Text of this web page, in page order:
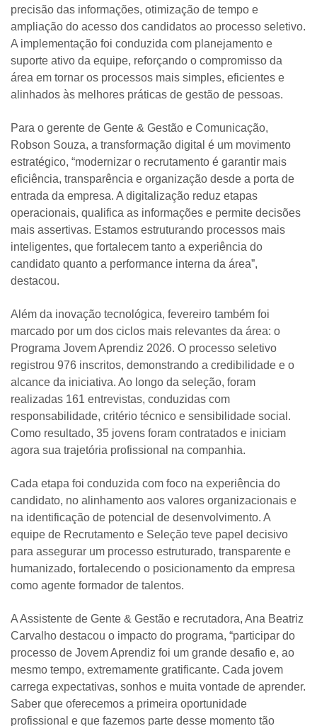
precisão das informações, otimização de tempo e
ampliação do acesso dos candidatos ao processo seletivo.
A implementação foi conduzida com planejamento e
suporte ativo da equipe, reforçando o compromisso da
área em tornar os processos mais simples, eficientes e
alinhados às melhores práticas de gestão de pessoas.
Para o gerente de Gente & Gestão e Comunicação,
Robson Souza, a transformação digital é um movimento
estratégico, “modernizar o recrutamento é garantir mais
eficiência, transparência e organização desde a porta de
entrada da empresa. A digitalização reduz etapas
operacionais, qualifica as informações e permite decisões
mais assertivas. Estamos estruturando processos mais
inteligentes, que fortalecem tanto a experiência do
candidato quanto a performance interna da área”,
destacou.
Além da inovação tecnológica, fevereiro também foi
marcado por um dos ciclos mais relevantes da área: o
Programa Jovem Aprendiz 2026. O processo seletivo
registrou 976 inscritos, demonstrando a credibilidade e o
alcance da iniciativa. Ao longo da seleção, foram
realizadas 161 entrevistas, conduzidas com
responsabilidade, critério técnico e sensibilidade social.
Como resultado, 35 jovens foram contratados e iniciam
agora sua trajetória profissional na companhia.
Cada etapa foi conduzida com foco na experiência do
candidato, no alinhamento aos valores organizacionais e
na identificação de potencial de desenvolvimento. A
equipe de Recrutamento e Seleção teve papel decisivo
para assegurar um processo estruturado, transparente e
humanizado, fortalecendo o posicionamento da empresa
como agente formador de talentos.
A Assistente de Gente & Gestão e recrutadora, Ana Beatriz
Carvalho destacou o impacto do programa, “participar do
processo de Jovem Aprendiz foi um grande desafio e, ao
mesmo tempo, extremamente gratificante. Cada jovem
carrega expectativas, sonhos e muita vontade de aprender.
Saber que oferecemos a primeira oportunidade
profissional e que fazemos parte desse momento tão